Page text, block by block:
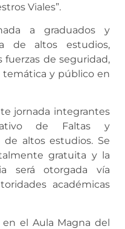
Viales”.
a graduados y
de altos estudios,
de seguridad,
temática y público en
jornada integrantes
de Faltas y
altos estudios. Se
gratuita y la
será otorgada vía
académicas
el Aula Magna del